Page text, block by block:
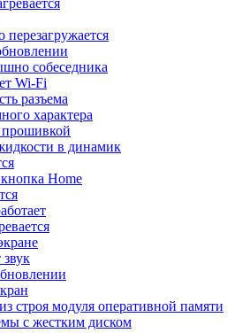
собеседника
Wi-Fi
разъема
характера
в динамик
Home
строя модуля оперативной памяти
с жестким диском